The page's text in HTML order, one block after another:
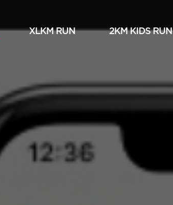
XLKM RUN 2KM KIDS RUN